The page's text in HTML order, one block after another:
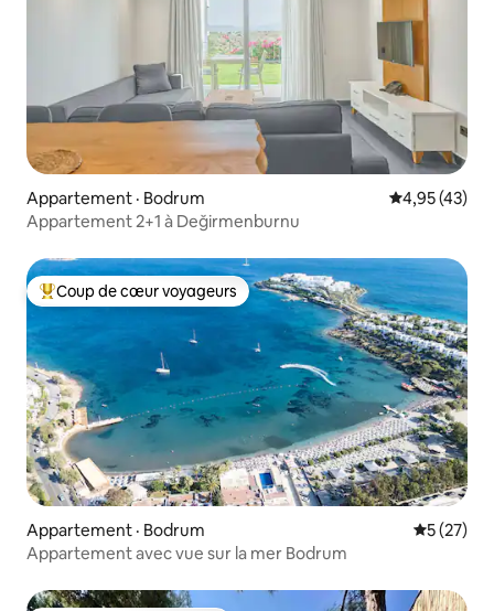
Appartement · Bodrum Note
4,95 (43)
Appartement 2+1 à Değirmenburnu
Coup de cœur voyageurs parmi les plus aimés
Coup de cœur voyageurs
Appartement · Bodrum Note
5 (27)
Appartement avec vue sur la mer Bodrum